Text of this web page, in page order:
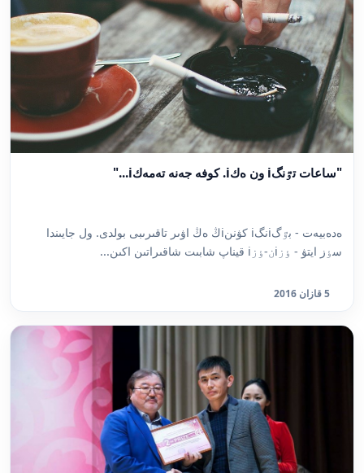
"ساعات تٷنگi ون ەكi. كوفە جەنە تەمەكi..."
ەدەبيەت - بٷگiنگi كۋننiڭ ەڭ اۋىر تاقىرىبى بولدى. ول جايىندا
سٶز ايتۋ - ٶزiن-ٶزi قيناپ شابىت شاقىراتىن اكىن...
5 قازان 2016